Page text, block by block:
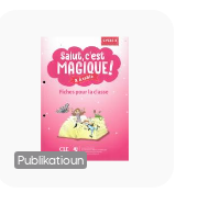
Publikatioun